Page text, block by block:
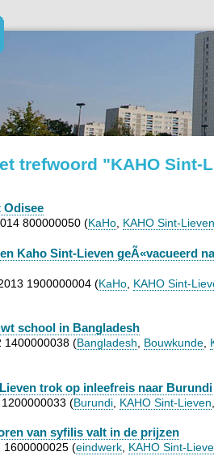
trefwoord "KAHO Sint-
Odisee
800000050 (KaHo KAHO Sint-Lieven
Kaho Sint-Lieven geÃ«vacueerd
1900000004 (KaHo KAHO Sint-
school in Bangladesh
1400000038 (Bangladesh Bouwkunde
trok op inleefreis naar Burundi
(Burundi KAHO Sint-Lieven
van syfilis valt in de prijzen
1600000025 (eindwerk KAHO Sint-